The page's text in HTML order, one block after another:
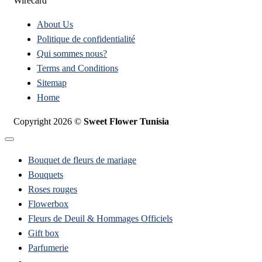
About Us
Politique de confidentialité
Qui sommes nous?
Terms and Conditions
Sitemap
Home
Copyright 2026 © Sweet Flower Tunisia
Bouquet de fleurs de mariage
Bouquets
Roses rouges
Flowerbox
Fleurs de Deuil & Hommages Officiels
Gift box
Parfumerie